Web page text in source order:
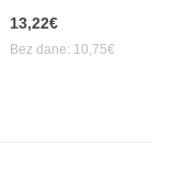
13,22€
Bez dane: 10,75€